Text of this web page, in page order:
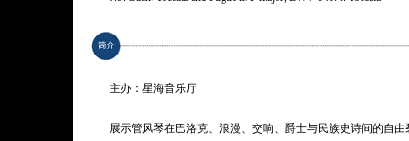
勃拉姆斯：A大调间奏曲，作品118之2
Brahms: 6 Piano Pieces, Op. 118: II. Intermezzo in A major
路易·维漾：D小调第一管风琴交响曲，作品14：第六乐章 终曲
主办：星海音乐厅
展示管风琴在巴洛克、浪漫、交响、爵士与民族史诗间的自